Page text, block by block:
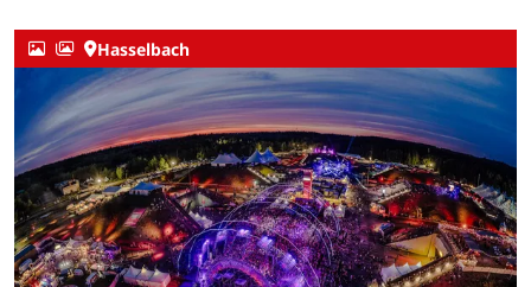
Hasselbach